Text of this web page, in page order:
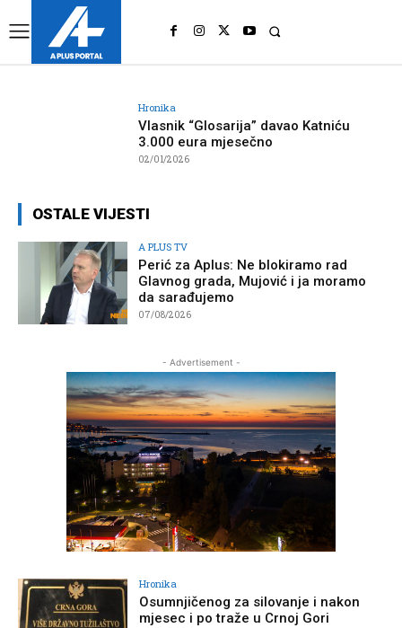
Hronika
Vlasnik “Glosarija” davao Katniću
3.000 eura mjesečno
02/01/2026
OSTALE VIJESTI
A PLUS TV
Perić za Aplus: Ne blokiramo rad
Glavnog grada, Mujović i ja moramo
da sarađujemo
07/08/2026
- Advertisement -
Hronika
Osumnjičenog za silovanje i nakon
mjesec i po traže u Crnoj Gori